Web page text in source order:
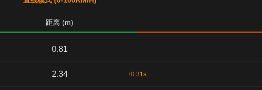
距离 (m)
0.81
2.34 +0.31s